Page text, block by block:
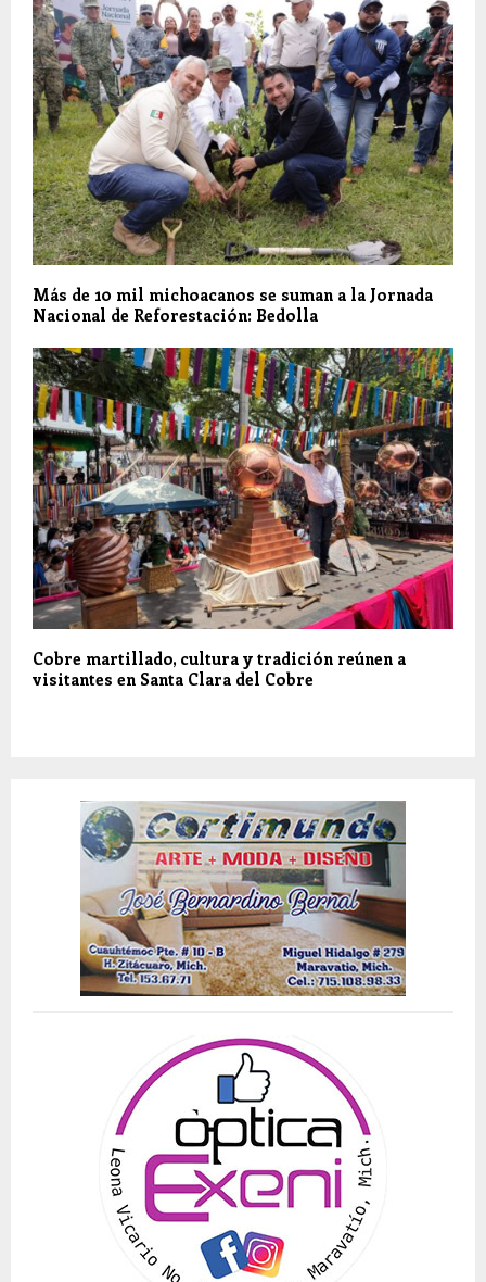
Más de 10 mil michoacanos se suman a la Jornada
Nacional de Reforestación: Bedolla
Cobre martillado, cultura y tradición reúnen a
visitantes en Santa Clara del Cobre